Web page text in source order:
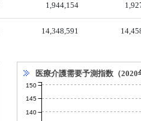
1,944,154
14,348,591
医療介護需要予測指数（2020
140
145
150